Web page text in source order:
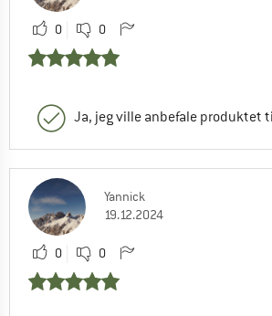
0 0
Ja, jeg ville anbefale produktet
Yannick
19.12.2024
0 0